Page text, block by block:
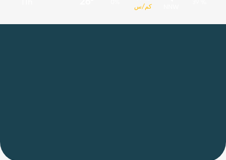
كم/س